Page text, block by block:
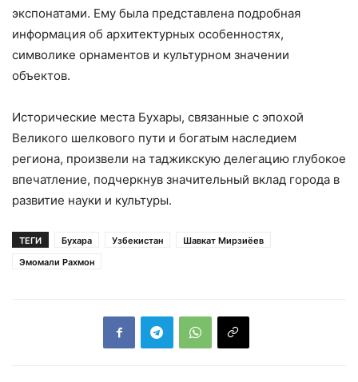
экспонатами. Ему была представлена подробная
информация об архитектурных особенностях,
символике орнаментов и культурном значении
объектов.
Исторические места Бухары, связанные с эпохой
Великого шелкового пути и богатым наследием
региона, произвели на таджикскую делегацию глубокое
впечатление, подчеркнув значительный вклад города в
развитие науки и культуры.
ТЕГИ Бухара Узбекистан
Шавкат Мирзиёев
Эмомали Рахмон